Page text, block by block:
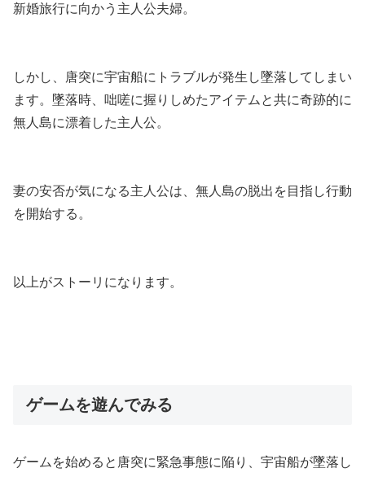
新婚旅行に向かう主人公夫婦。
しかし、唐突に宇宙船にトラブルが発生し墜落してしまい
ます。墜落時、咄嗟に握りしめたアイテムと共に奇跡的に
無人島に漂着した主人公。
妻の安否が気になる主人公は、無人島の脱出を目指し行動
を開始する。
以上がストーリになります。
ゲームを遊んでみる
ゲームを始めると唐突に緊急事態に陥り、宇宙船が墜落し